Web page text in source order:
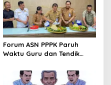
Forum ASN PPPK Paruh
Waktu Guru dan Tendik
BKPSDM Lubuk Linggau